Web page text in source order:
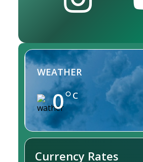
WEATHER
0 C
Currency Rates